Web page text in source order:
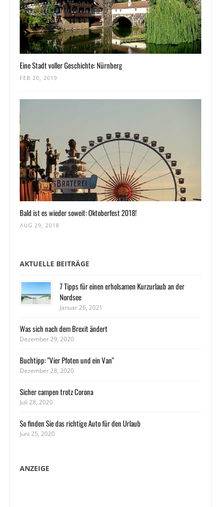
Eine Stadt voller Geschichte: Nürnberg
FEB 20, 2019
Bald ist es wieder soweit: Oktoberfest 2018!
AUG 29, 2018
AKTUELLE BEITRÄGE
7 Tipps für einen erholsamen Kurzurlaub an der
Nordsee
Januar 26, 2021
Was sich nach dem Brexit ändert
Dezember 29, 2020
Buchtipp: "Vier Pfoten und ein Van"
Dezember 28, 2020
Sicher campen trotz Corona
Juli 28, 2020
So finden Sie das richtige Auto für den Urlaub
Juni 25, 2020
ANZEIGE